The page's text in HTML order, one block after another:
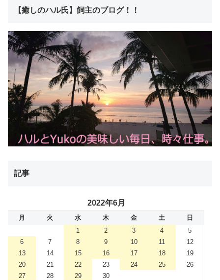
【癒しのハル氏】飼主のブログ！！
記事
2022年6月
月 火 水 木 金 土
日
1
2 3 4
5
6
7 8 9 10 11
12
13
14 15 16 17 18
19
20
21 22 23 24 25
26
27
28 29 30